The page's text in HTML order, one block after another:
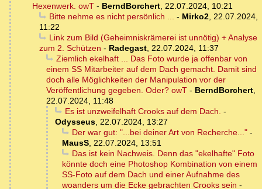
Hexenwerk. owT - BerndBorchert, 22.07.2024, 10:21
Bitte nehme es nicht persönlich ... - Mirko2, 22.07.2024,
11:22
Link zum Bild (Geheimniskrämerei ist unnötig) + Analyse
zum 2. Schützen - Radegast, 22.07.2024, 11:37
Ziemlich ekelhaft ... Das Foto wurde ja offenbar von
einem SS Mitarbeiter auf dem Dach gemacht. Damit sind
doch alle Möglichkeiten der Manipulation vor der
Veröffentlichung gegeben. Oder? owT - BerndBorchert,
22.07.2024, 11:48
Es ist unzweifelhaft Crooks auf dem Dach. -
Odysseus, 22.07.2024, 13:27
Der war gut: "...bei deiner Art von Recherche..."-
MausS, 22.07.2024, 13:51
Das ist kein Nachweis. Denn das "ekelhafte" Foto
könnte doch eine Photoshop Kombination von einem
SS-Foto auf dem Dach und einer Aufnahme des
woanders um die Ecke gebrachten Crooks sein -